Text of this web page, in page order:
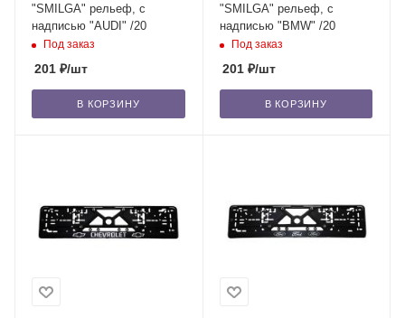
"SMILGA" рельеф, с
надписью "AUDI" /20
Под заказ
201 ₽/шт
В КОРЗИНУ
"SMILGA" рельеф, с
надписью "BMW" /20
Под заказ
201₽/шт
В КОРЗИНУ